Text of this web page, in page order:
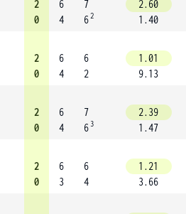
2
0
6
4
7
62
2.60
1.40
2
0
6
4
6
2
1.01
9.13
2
0
6
4
7
6 3
2.39
1.47
2
0
6
3
6
4
1.21
3.66